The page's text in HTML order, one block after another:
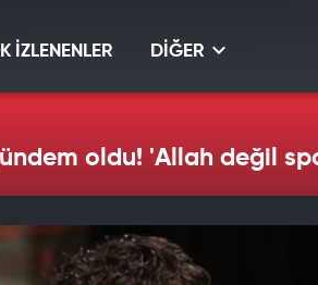
İZLENENLER DİĞER
oldu! 'Allah değil